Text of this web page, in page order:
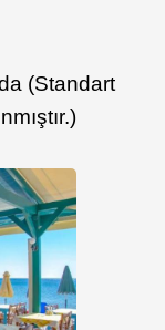
(Standart